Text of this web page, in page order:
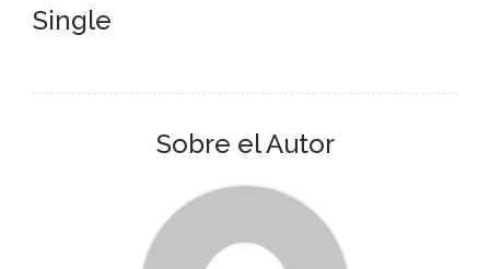
Single
Sobre el Autor